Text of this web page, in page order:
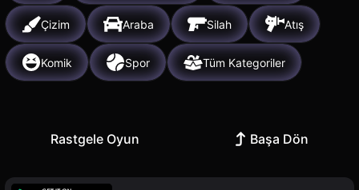
Çizim Araba Silah Atış
Komik Spor Tüm Kategoriler
Rastgele Oyun Başa Dön